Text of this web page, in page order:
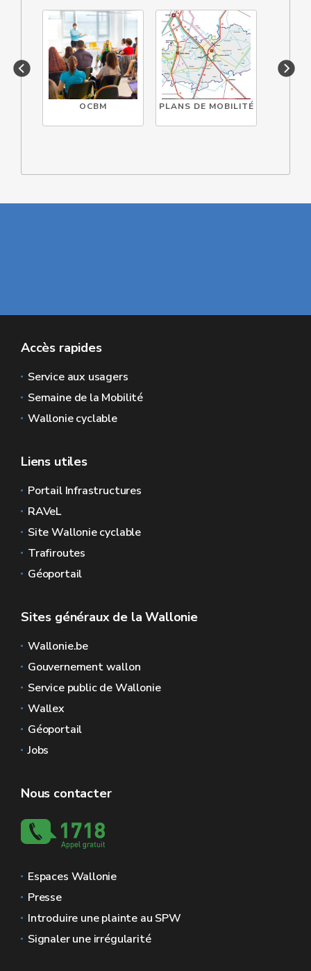
OCBM PLANS DE MOBILITÉ
Accès rapides
Service aux usagers
Semaine de la Mobilité
Wallonie cyclable
Liens utiles
Portail Infrastructures
RAVeL
Site Wallonie cyclable
Trafiroutes
Géoportail
Sites généraux de la Wallonie
Wallonie.be
Gouvernement wallon
Service public de Wallonie
Wallex
Géoportail
Jobs
Nous contacter
Espaces Wallonie
Presse
Introduire une plainte au SPW
Signaler une irrégularité